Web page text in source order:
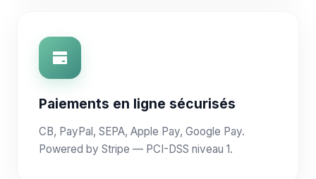
Paiements en ligne sécurisés
CB, PayPal, SEPA, Apple Pay, Google Pay.
Powered by Stripe — PCI-DSS niveau 1.